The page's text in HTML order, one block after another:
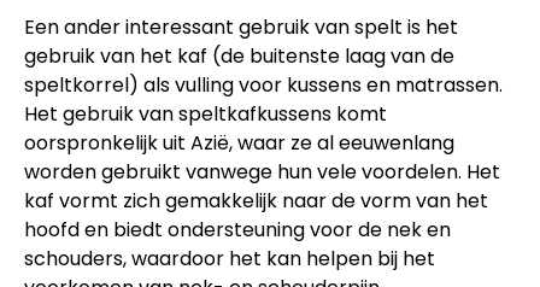
Een ander interessant gebruik van spelt is het
gebruik van het kaf (de buitenste laag van de
speltkorrel) als vulling voor kussens en matrassen.
Het gebruik van speltkafkussens komt
oorspronkelijk uit Azië, waar ze al eeuwenlang
worden gebruikt vanwege hun vele voordelen. Het
kaf vormt zich gemakkelijk naar de vorm van het
hoofd en biedt ondersteuning voor de nek en
schouders, waardoor het kan helpen bij het